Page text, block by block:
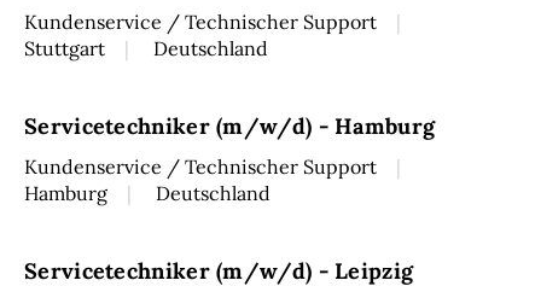
Kundenservice / Technischer Support
Stuttgart
Deutschland
Servicetechniker (m/w/d) - Hamburg
Kundenservice / Technischer Support
Hamburg
Deutschland
Servicetechniker (m/w/d) - Leipzig